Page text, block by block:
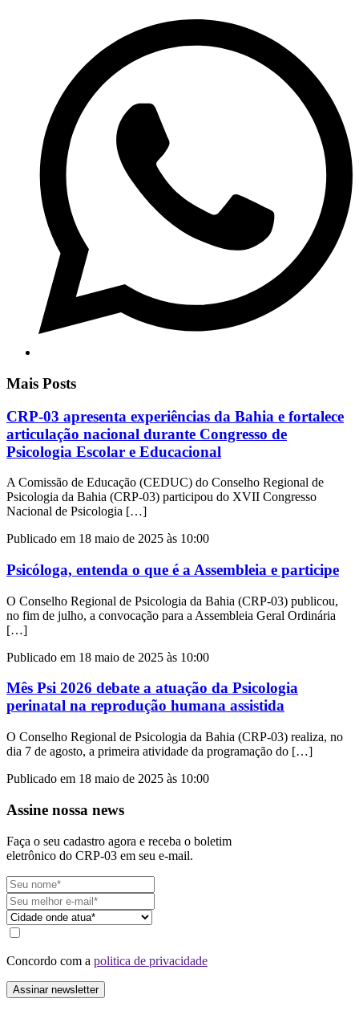
Mais Posts
CRP-03 apresenta experiências da Bahia e fortalece
articulação nacional durante Congresso de
Psicologia Escolar e Educacional
A Comissão de Educação (CEDUC) do Conselho Regional de
Psicologia da Bahia (CRP-03) participou do XVII Congresso
Nacional de Psicologia […]
Publicado em 18 maio de 2025 às 10:00
Psicóloga, entenda o que é a Assembleia e participe
O Conselho Regional de Psicologia da Bahia (CRP-03) publicou,
no fim de julho, a convocação para a Assembleia Geral Ordinária
[…]
Publicado em 18 maio de 2025 às 10:00
Mês Psi 2026 debate a atuação da Psicologia
perinatal na reprodução humana assistida
O Conselho Regional de Psicologia da Bahia (CRP-03) realiza, no
dia 7 de agosto, a primeira atividade da programação do […]
Publicado em 18 maio de 2025 às 10:00
Assine nossa news
Faça o seu cadastro agora e receba o boletim
eletrônico do CRP-03 em seu e-mail.
Concordo com a politica de privacidade